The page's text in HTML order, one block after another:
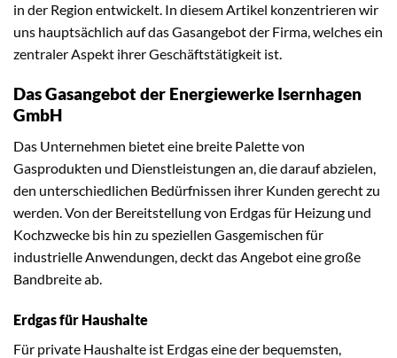
in der Region entwickelt. In diesem Artikel konzentrieren wir
uns hauptsächlich auf das Gasangebot der Firma, welches ein
zentraler Aspekt ihrer Geschäftstätigkeit ist.
Das Gasangebot der Energiewerke Isernhagen
GmbH
Das Unternehmen bietet eine breite Palette von
Gasprodukten und Dienstleistungen an, die darauf abzielen,
den unterschiedlichen Bedürfnissen ihrer Kunden gerecht zu
werden. Von der Bereitstellung von Erdgas für Heizung und
Kochzwecke bis hin zu speziellen Gasgemischen für
industrielle Anwendungen, deckt das Angebot eine große
Bandbreite ab.
Erdgas für Haushalte
Für private Haushalte ist Erdgas eine der bequemsten,